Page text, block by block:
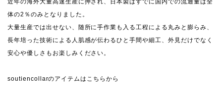
近年の海外大量高速生産に押され、日本製はすでに国内での流通量は全
体の2％のみとなりました。
大量生産では出せない、随所に手作業も入る工程による丸みと膨らみ、
長年培った技術による人肌感が伝わるひと手間や細工、外見だけでなく
安心や優しさもお楽しみください。
soutiencollarのアイテムはこちらから